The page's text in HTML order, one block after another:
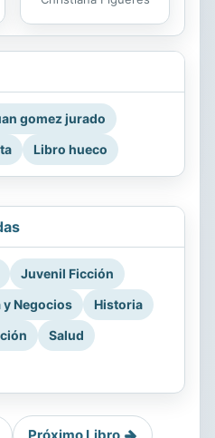
gomez jurado
Libro hueco
Juvenil Ficción
y Negocios
Historia
Salud